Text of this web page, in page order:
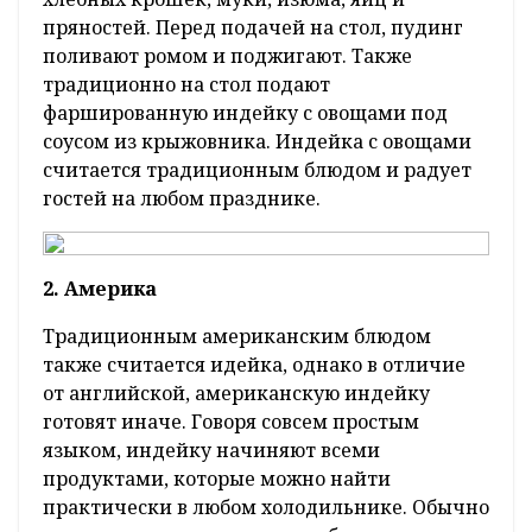
пряностей. Перед подачей на стол, пудинг
поливают ромом и поджигают. Также
традиционно на стол подают
фаршированную индейку с овощами под
соусом из крыжовника. Индейка с овощами
считается традиционным блюдом и радует
гостей на любом празднике.
2. Америка
Традиционным американским блюдом
также считается идейка, однако в отличие
от английской, американскую индейку
готовят иначе. Говоря совсем простым
языком, индейку начиняют всеми
продуктами, которые можно найти
практически в любом холодильнике. Обычно